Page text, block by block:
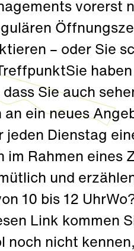
vorerst
– oder Sie
Sie auch
ein neues
jeden Dienstag
im Rahmen eines
und
10 bis 12
Link kommen
noch nicht